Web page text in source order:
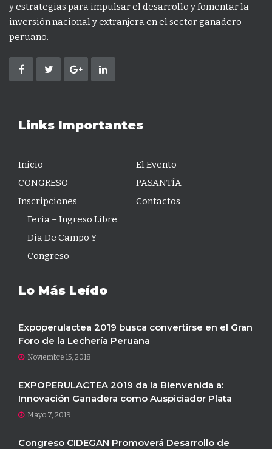
y estrategias para impulsar el desarrollo y fomentar la
inversión nacional y extranjera en el sector ganadero
peruano.
Links Importantes
Inicio
El Evento
CONGRESO
PASANTÍA
Inscripciones
Feria – Ingreso Libre
Dia De Campo Y
Congreso
Contactos
Lo Más Leído
Expoperulactea 2019 busca convertirse en el Gran
Foro de la Lechería Peruana
Noviembre 15, 2018
EXPOPERULACTEA 2019 da la Bienvenida a:
Innovación Ganadera como Auspiciador Plata
Mayo 7, 2019
Congreso CIDEGAN Promoverá Desarrollo de